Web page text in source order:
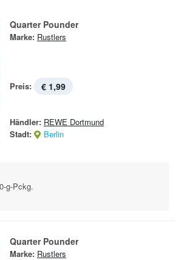
Quarter Pounder
Marke: Rustlers
Preis: € 1,99
Händler: REWE Dortmund
Stadt:
Berlin
g-Pckg.
Quarter Pounder
Marke: Rustlers